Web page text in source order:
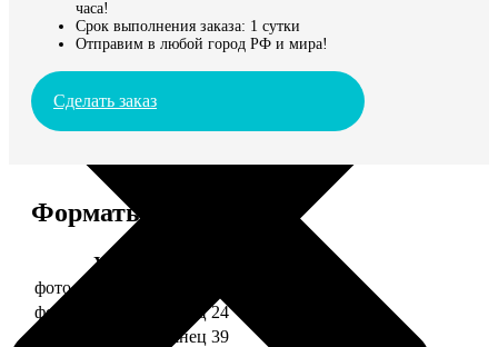
часа!
Срок выполнения заказа: 1 сутки
Отправим в любой город РФ и мира!
Сделать заказ
Форматы и цены
Услуга
фото 10х10 мат/глянец
фото 10х15 мат/глянец 24
фото 13х18 мат/глянец 39